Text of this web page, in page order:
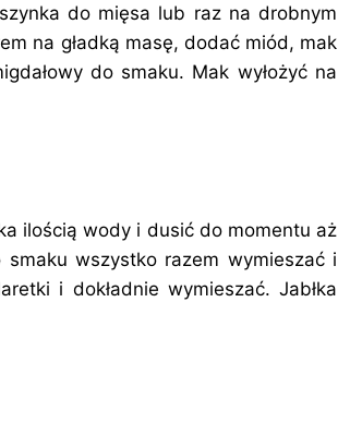
do mięsa lub raz na drobnym
na gładką masę, dodać miód, mak
do smaku. Mak wyłożyć na
ilością wody i dusić do momentu aż
wszystko razem wymieszać i
i dokładnie wymieszać. Jabłka